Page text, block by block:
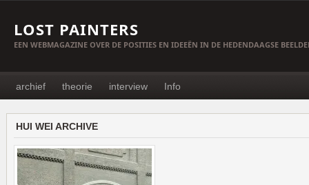
LOST PAINTERS
EEN WEBMAGAZINE OVER DE POSITIES EN IDEEËN IN DE HEDENDAAGSE
archief theorie interview Info
HUI WEI ARCHIVE